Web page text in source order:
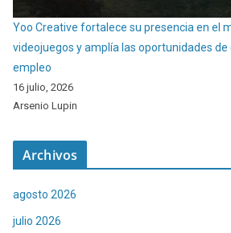
Yoo Creative fortalece su presencia en el
videojuegos y amplía las oportunidades
empleo
16 julio, 2026
Arsenio Lupin
Archivos
agosto 2026
julio 2026